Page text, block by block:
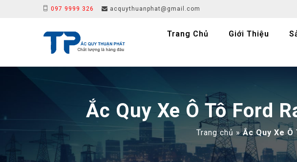
097 9999 326 acquythuanphat@gmail.com
Trang Chủ Giới Thiệu
Ắc Quy Xe Ô Tô Ford
Trang chủ »Ắc Quy Xe